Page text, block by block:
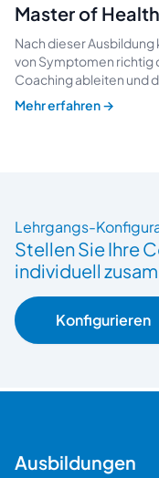
Master of
Nach dieser
von Symptomen richtig
Coaching ableiten und
Mehr erfahren→
Lehrgangs-
Stellen Sie Ihre
individuell
Konfigurieren
Ausbildungen